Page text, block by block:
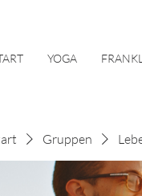
YOGA
Gruppen